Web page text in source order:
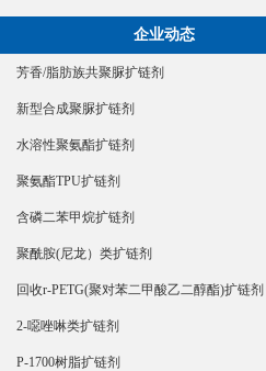
企业动态
芳香/脂肪族共聚脲扩链剂
新型合成聚脲扩链剂
水溶性聚氨酯扩链剂
聚氨酯TPU扩链剂
含磷二苯甲烷扩链剂
聚酰胺(尼龙）类扩链剂
回收r-PETG(聚对苯二甲酸乙二醇酯)扩链剂
2-噁唑啉类扩链剂
P-1700树脂扩链剂